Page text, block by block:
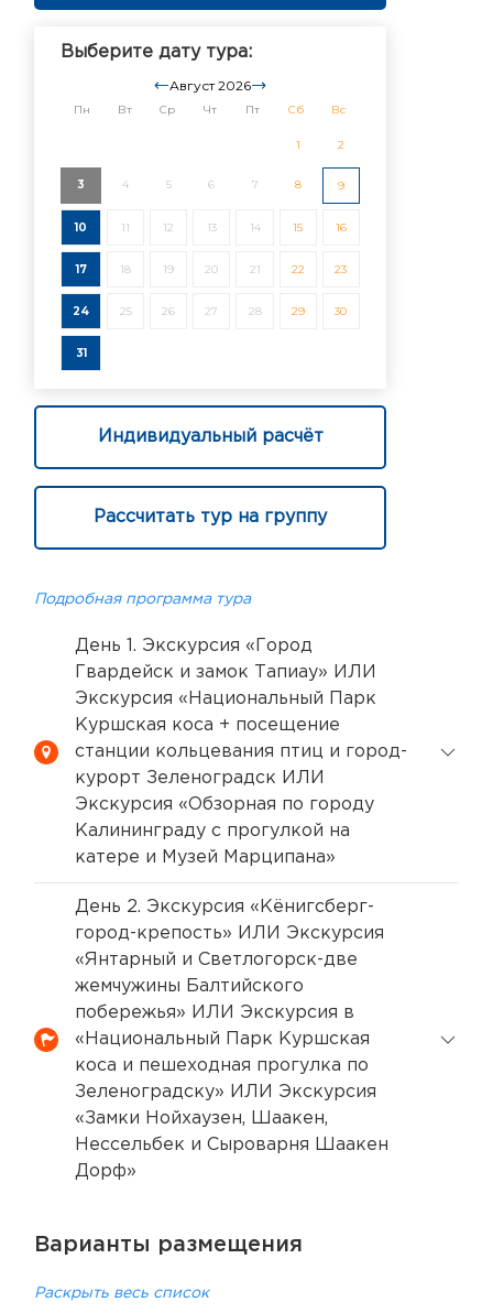
Выберите дату тура:
Август 2026
Пн Вт Ср Чт Пт Сб Вс
1 2
3 4 5 6 7 8 9
10 11 12 13 14 15 16
17 18 19 20 21 22 23
24 25 26 27 28 29 30
31
Индивидуальный расчёт
Рассчитать тур на группу
Подробная программа тура
День 1. Экскурсия «Город
Гвардейск и замок Тапиау» ИЛИ
Экскурсия «Национальный Парк
Куршская коса + посещение
станции кольцевания птиц и город-
курорт Зеленоградск ИЛИ
Экскурсия «Обзорная по городу
Калининграду с прогулкой на
катере и Музей Марципана»
День 2. Экскурсия «Кёнигсберг-
город-крепость» ИЛИ Экскурсия
«Янтарный и Светлогорск-две
жемчужины Балтийского
побережья» ИЛИ Экскурсия в
«Национальный Парк Куршская
коса и пешеходная прогулка по
Зеленоградску» ИЛИ Экскурсия
«Замки Нойхаузен, Шаакен,
Нессельбек и Сыроварня Шаакен
Дорф»
Варианты размещения
Раскрыть весь список